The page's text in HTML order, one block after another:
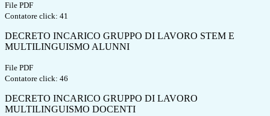
File PDF
Contatore click: 41
DECRETO INCARICO GRUPPO DI LAVORO STEM E
MULTILINGUISMO ALUNNI
File PDF
Contatore click: 46
DECRETO INCARICO GRUPPO DI LAVORO
MULTILINGUISMO DOCENTI